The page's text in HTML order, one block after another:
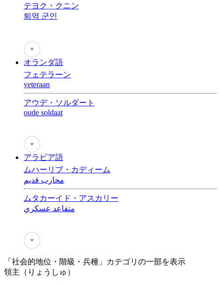
テヨク・クニン
퇴역 군인
♥
オランダ語
フェテラーン
veteraan
アウデ・ソルダート
oude soldaat
♥
アラビア語
ムハーリブ・カディーム
محارب قديم
ムタカーイド・アスカリー
متقاعد عسكري
♥
「社会的地位・階級・兵種」カテゴリの一部を表示
領主（りょうしゅ）